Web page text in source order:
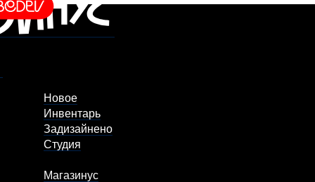
Новое
Инвентарь
Задизайнено
Студия
Магазинус